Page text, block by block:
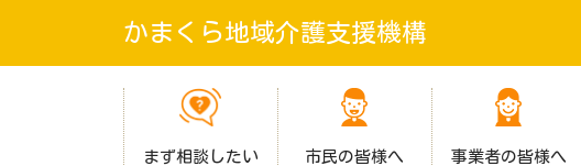
かまくら地域介護支援機構
まず相談したい 市民の皆様へ 事業者の皆様へ